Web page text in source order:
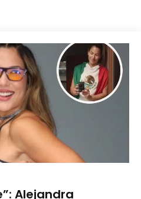
Alejandra